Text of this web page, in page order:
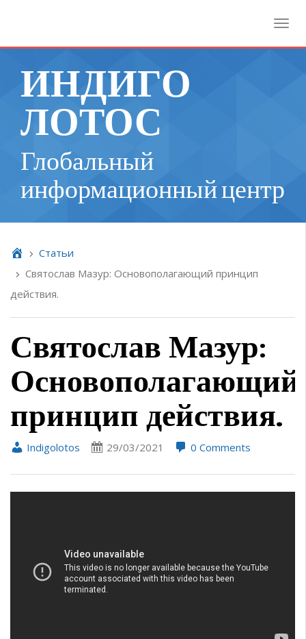
ИНДИГО
ЛОТОС
Глобальный
информационный центр
Cтатьи
Святослав Мазур: Основополагающий принцип
действия.
Святослав Мазур:
Основополагающий
принцип действия.
Indigolotos 29/03/2021 0 Comments